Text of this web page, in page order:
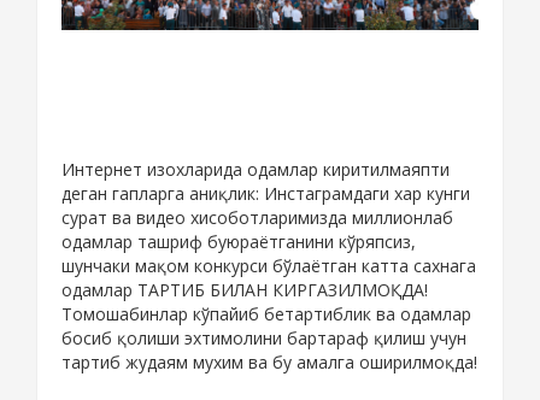
Интернет изохларида одамлар киритилмаяпти
деган гапларга аниқлик: Инстаграмдаги хар кунги
сурат ва видео хисоботларимизда миллионлаб
одамлар ташриф буюраётганини кўряпсиз,
шунчаки мақом конкурси бўлаётган катта сахнага
одамлар ТАРТИБ БИЛАН КИРГАЗИЛМОҚДА!
Томошабинлар кўпайиб бетартиблик ва одамлар
босиб қолиши эхтимолини бартараф қилиш учун
тартиб жудаям мухим ва бу амалга оширилмоқда!